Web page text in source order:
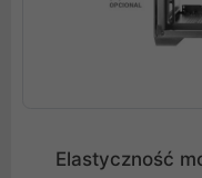
Elastyczność